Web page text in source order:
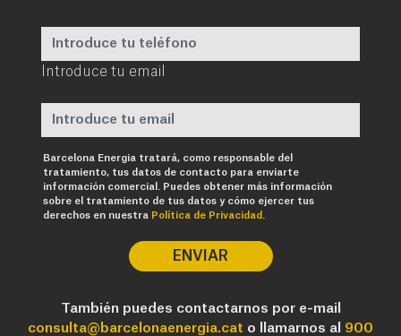
Introduce tu email
Barcelona Energia tratará, como responsable del
tratamiento, tus datos de contacto para enviarte
información comercial. Puedes obtener más información
sobre el tratamiento de tus datos y cómo ejercer tus
derechos en nuestra Política de Privacidad.
ENVIAR
También puedes contactarnos por e-mail
consulta@barcelonaenergia.cat o llamarnos al 900